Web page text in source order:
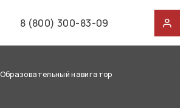
8 (800) 300-83-09
Образовательный навигатор